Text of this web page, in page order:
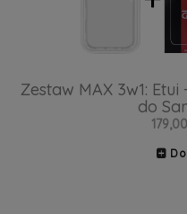
Zestaw MAX 3w1:
do